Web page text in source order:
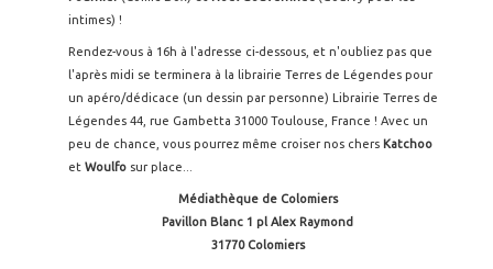
intimes) !
Rendez-vous à 16h à l'adresse ci-dessous, et n'oubliez pas que
l'après midi se terminera à la librairie Terres de Légendes pour
un apéro/dédicace (un dessin par personne) Librairie Terres de
Légendes 44, rue Gambetta 31000 Toulouse, France ! Avec un
peu de chance, vous pourrez même croiser nos chers Katchoo
et Woulfo sur place...
Médiathèque de Colomiers
Pavillon Blanc 1 pl Alex Raymond
31770 Colomiers